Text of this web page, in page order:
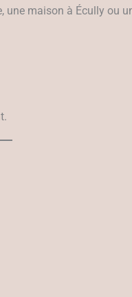
maison à Écully ou